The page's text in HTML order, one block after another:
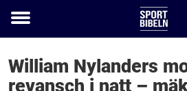
Toggle
William Nylanders
revansch i natt –